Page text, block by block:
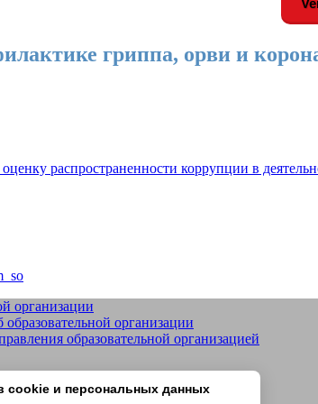
гриппа, орви и
распространенности коррупции в
сайт МБУДО СШОР №14
организации
организации
образовательной организацией
и требования
cookie и персональных данных